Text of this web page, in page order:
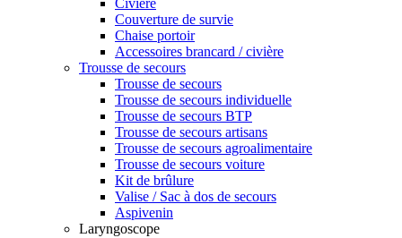
Civière
Couverture de survie
Chaise portoir
Accessoires brancard / civière
Trousse de secours
Trousse de secours
Trousse de secours individuelle
Trousse de secours BTP
Trousse de secours artisans
Trousse de secours agroalimentaire
Trousse de secours voiture
Kit de brûlure
Valise / Sac à dos de secours
Aspivenin
Laryngoscope